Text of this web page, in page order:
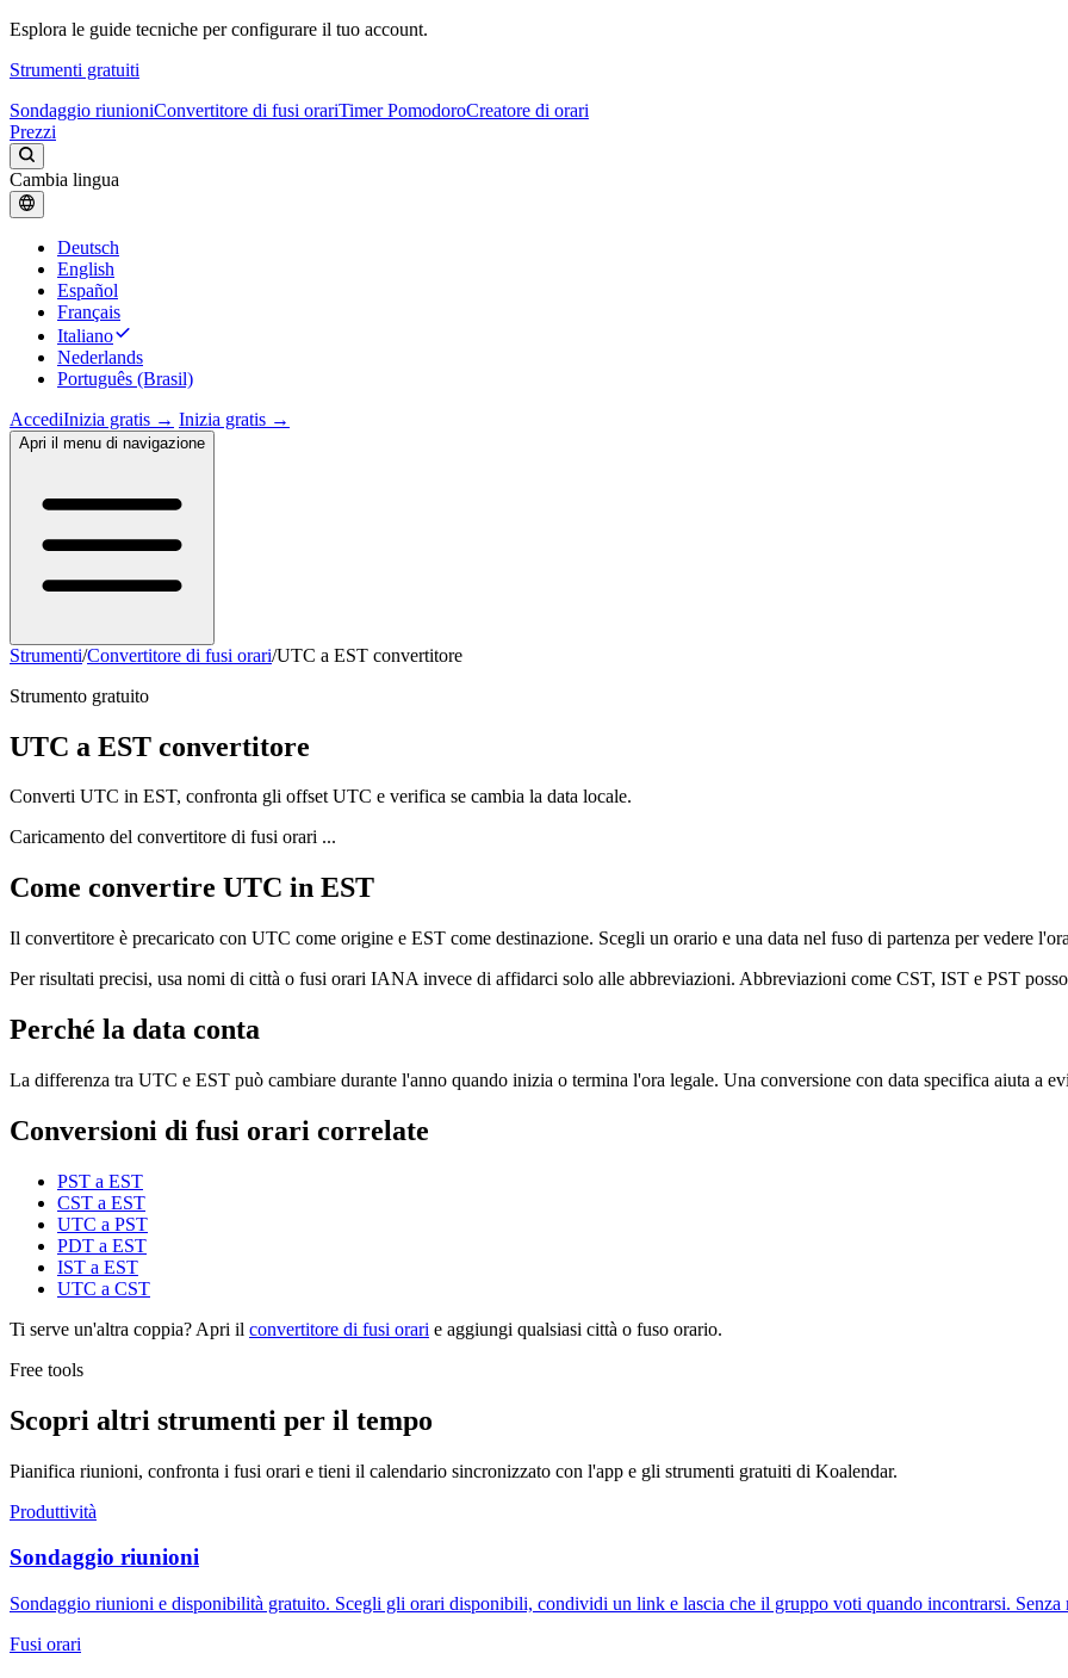
Esplora le guide tecniche per configurare il tuo account.
Strumenti gratuiti
Sondaggio riunioniConvertitore di fusi orariTimer PomodoroCreatore di orari
Prezzi
Cambia lingua
Deutsch
English
Español
Français
Italiano
Nederlands
Português (Brasil)
AccediInizia gratis → Inizia gratis →
Apri il menu di navigazione
Strumenti/Convertitore di fusi orari/UTC a EST convertitore
Strumento gratuito
UTC a EST convertitore
Converti UTC in EST, confronta gli offset UTC e verifica se cambia la data locale.
Caricamento del convertitore di fusi orari ...
Come convertire UTC in EST
Il convertitore è precaricato con UTC come origine e EST come destinazione. Scegli un orario e una data nel fuso di partenza per vedere
Per risultati precisi, usa nomi di città o fusi orari IANA invece di affidarci solo alle abbreviazioni. Abbreviazioni come CST, IST e PST
Perché la data conta
La differenza tra UTC e EST può cambiare durante l'anno quando inizia o termina l'ora legale. Una conversione con data specifica aiuta a
Conversioni di fusi orari correlate
PST a EST
CST a EST
UTC a PST
PDT a EST
IST a EST
UTC a CST
Ti serve un'altra coppia? Apri il convertitore di fusi orari e aggiungi qualsiasi città o fuso orario.
Free tools
Scopri altri strumenti per il tempo
Pianifica riunioni, confronta i fusi orari e tieni il calendario sincronizzato con l'app e gli strumenti gratuiti di Koalendar.
Produttività
Sondaggio riunioni
Sondaggio riunioni e disponibilità gratuito. Scegli gli orari disponibili, condividi un link e lascia che il gruppo voti quando incontrarsi. Senza
Fusi orari